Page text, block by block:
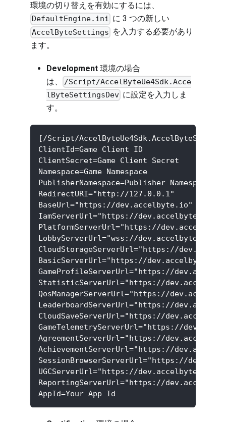
環境の切り替えを有効にするには、
DefaultEngine.ini に 3 つの新しい
AccelByteSettings を入力する必要があり
ます。
Development 環境の場合
は、
/Script/AccelByteUe4Sdk.Acce
lByteSettingsDev に設定を入力しま
す。
[/Script/
ClientId=Game Client ID
ClientSecret=Game Client Secret
Namespace=Game Namespace
PublisherNamespace=Publisher Namespace
RedirectURI="http://127.0.0.1"
BaseUrl="https://dev.accelbyte.io"
IamServerUrl="https://dev.accelbyte.io/
PlatformServerUrl="https://
LobbyServerUrl="wss://dev.accelbyte.io/
CloudStorageServerUrl="https://
BasicServerUrl="https://
GameProfileServerUrl="https://
StatisticServerUrl="https://
QosManagerServerUrl="https://
LeaderboardServerUrl="https://
CloudSaveServerUrl="https://
GameTelemetryServerUrl="https://
AgreementServerUrl="https://
AchievementServerUrl="https://
SessionBrowserServerUrl="https://
UGCServerUrl="https://dev.accelbyte.io/
ReportingServerUrl="https://
AppId=Your App Id